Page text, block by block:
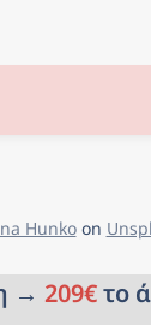
Hunko on
→ 209€ το